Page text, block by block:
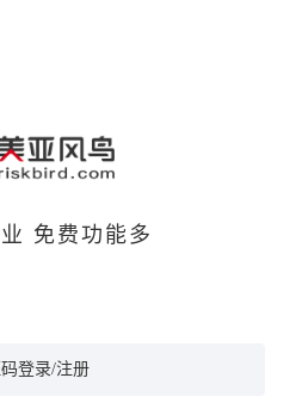
免费功能多
登录/注册